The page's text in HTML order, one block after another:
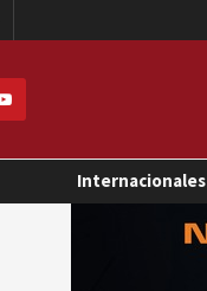
Internacionales